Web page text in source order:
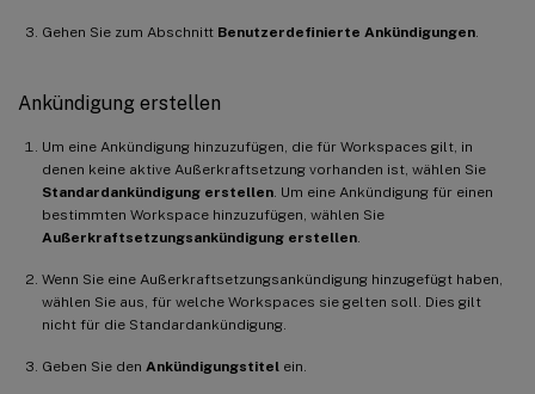
Gehen Sie zum Abschnitt Benutzerdefinierte Ankündigungen.
Ankündigung erstellen
Um eine Ankündigung hinzuzufügen, die für Workspaces gilt, in
denen keine aktive Außerkraftsetzung vorhanden ist, wählen Sie
Standardankündigung erstellen. Um eine Ankündigung für einen
bestimmten Workspace hinzuzufügen, wählen Sie
Außerkraftsetzungsankündigung erstellen.
Wenn Sie eine Außerkraftsetzungsankündigung hinzugefügt haben,
wählen Sie aus, für welche Workspaces sie gelten soll. Dies gilt
nicht für die Standardankündigung.
Geben Sie den Ankündigungstitel ein.